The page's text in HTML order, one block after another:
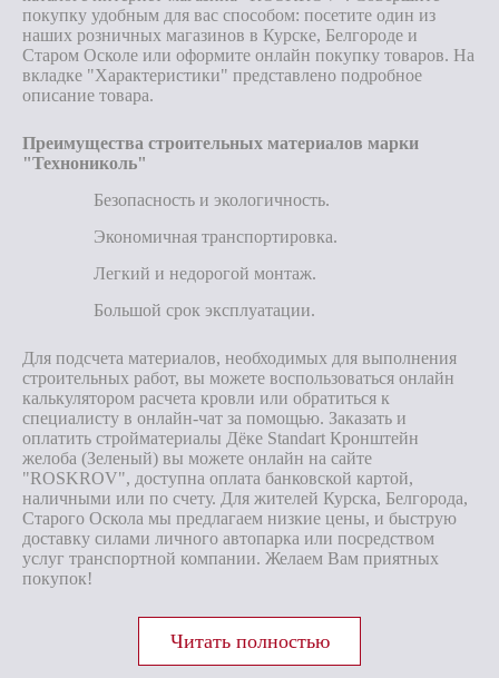
покупку удобным для вас способом: посетите один из
наших розничных магазинов в Курске, Белгороде и
Старом Осколе или оформите онлайн покупку товаров. На
вкладке "Характеристики" представлено подробное
описание товара.
Преимущества строительных материалов марки
"Технониколь"
Безопасность и экологичность.
Экономичная транспортировка.
Легкий и недорогой монтаж.
Большой срок эксплуатации.
Для подсчета материалов, необходимых для выполнения
строительных работ, вы можете воспользоваться онлайн
калькулятором расчета кровли или обратиться к
специалисту в онлайн-чат за помощью. Заказать и
оплатить стройматериалы Дёке Standart Кронштейн
желоба (Зеленый) вы можете онлайн на сайте
"ROSKROV", доступна оплата банковской картой,
наличными или по счету. Для жителей Курска, Белгорода,
Старого Оскола мы предлагаем низкие цены, и быструю
доставку силами личного автопарка или посредством
услуг транспортной компании. Желаем Вам приятных
покупок!